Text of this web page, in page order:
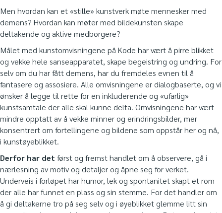
Men hvordan kan et «stille» kunstverk møte mennesker med
demens? Hvordan kan møter med bildekunsten skape
deltakende og aktive medborgere?
Målet med kunstomvisningene på Kode har vært å pirre blikket
og vekke hele sanseapparatet, skape begeistring og undring. For
selv om du har fått demens, har du fremdeles evnen til å
fantasere og assosiere. Alle omvisningene er dialogbaserte, og vi
ønsker å legge til rette for en inkluderende og «ufarlig»
kunstsamtale der alle skal kunne delta. Omvisningene har vært
mindre opptatt av å vekke minner og erindringsbilder, mer
konsentrert om fortellingene og bildene som oppstår her og nå,
i kunstøyeblikket.
Derfor har det først og fremst handlet om å observere, gå i
nærlesning av motiv og detaljer og åpne seg for verket.
Underveis i forløpet har humor, lek og spontanitet skapt et rom
der alle har funnet en plass og sin stemme. For det handler om
å gi deltakerne tro på seg selv og i øyeblikket glemme litt sin